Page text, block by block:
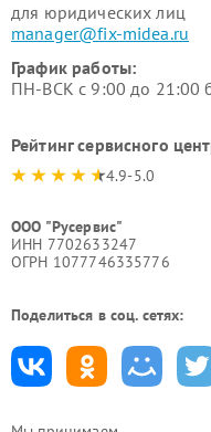
для юридических лиц
manager@fix-midea.ru
График работы:
ПН-ВСК с 9:00 до 21:00
Рейтинг сервисного
4.9-5.0
ООО "Русервис"
ИНН 7702633247
ОГРН 1077746335776
Поделиться в соц. сетях: